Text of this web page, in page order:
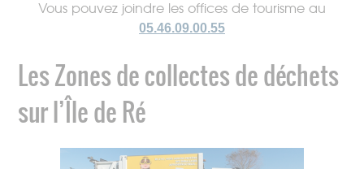
Vous pouvez joindre les offices de tourisme au
05.46.09.00.55
Les Zones de collectes de déchets
sur l’Île de Ré